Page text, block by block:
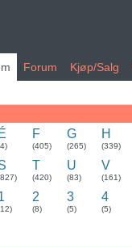
Forum Kjøp/Salg
É F
(405)
G
(265)
H
(339)
T
(420)
U
(83)
V
(161)
2
(8)
3
(5)
4
(5)